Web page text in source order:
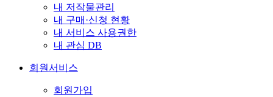
내 저작물관리
내 구매·신청 현황
내 서비스 사용권한
내 관심 DB
회원서비스
회원가입